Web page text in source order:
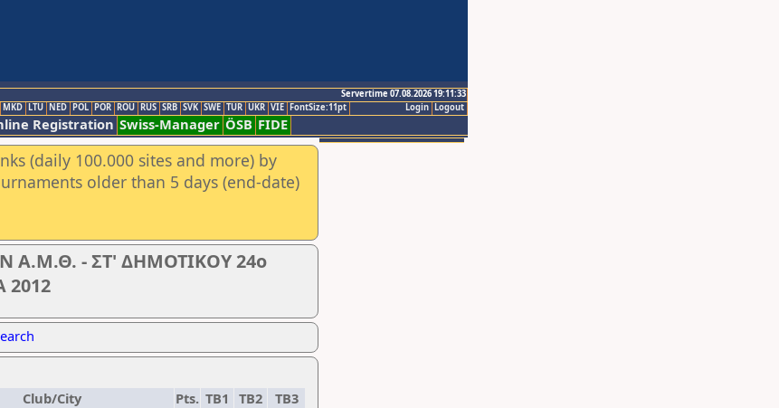
Servertime 07.08.2026 19:11:33
Logout
Login
MKD LTU NED POL POR ROU RUS SRB SVK SWE TUR UKR VIE FontSize:11pt
Registration Swiss-Manager ÖSB FIDE
(daily 100.000 sites and more) by
older than 5 days (end-date)
Α.Μ.Θ. - ΣΤ' ΔΗΜΟΤΙΚΟΥ 24ο
Club/City Pts. TB1 TB2
TB3